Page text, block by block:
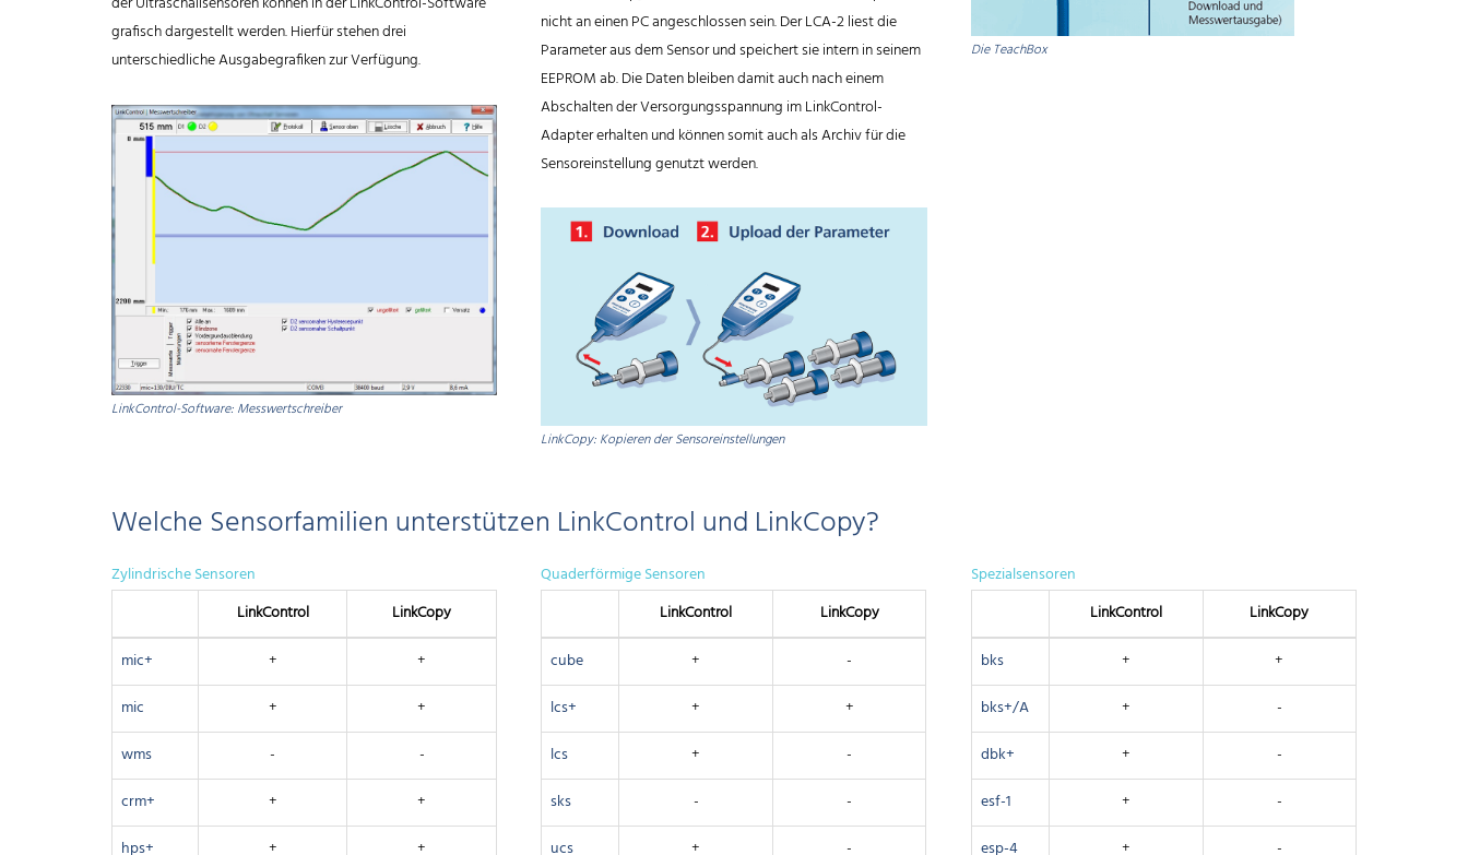
grafisch dargestellt werden. Hierfür stehen drei
unterschiedliche Ausgabegrafiken zur Verfügung.
LinkControl-Software: Messwertschreiber
nicht an einen PC angeschlossen sein. Der LCA-2 liest die
Parameter aus dem Sensor und speichert sie intern in seinem
EEPROM ab. Die Daten bleiben damit auch nach einem
Abschalten der Versorgungsspannung im LinkControl-
Adapter erhalten und können somit auch als Archiv für die
Sensoreinstellung genutzt werden.
LinkCopy: Kopieren der Sensoreinstellungen
Die TeachBox
Welche Sensorfamilien unterstützen LinkControl und LinkCopy?
Zylindrische Sensoren
Link­Control
Link­Copy
mic+
+
+
mic
+
+
wms
-
-
crm+
+
+
hps+
+
+
Quaderförmige Sensoren
Link­Control
Link­Copy
cube
+
-
lcs+
+
+
lcs
+
-
sks
-
-
ucs
+
-
Spezialsensoren
Link­Control
Link­Copy
bks
+
+
bks+/A
+
-
dbk+
+
-
esf-1
+
-
esp-4
+
-